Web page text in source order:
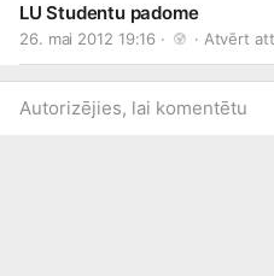
LU Studentu padome
26. mai 2012 19:16 · · Atvērt
Autorizējies, lai komentētu